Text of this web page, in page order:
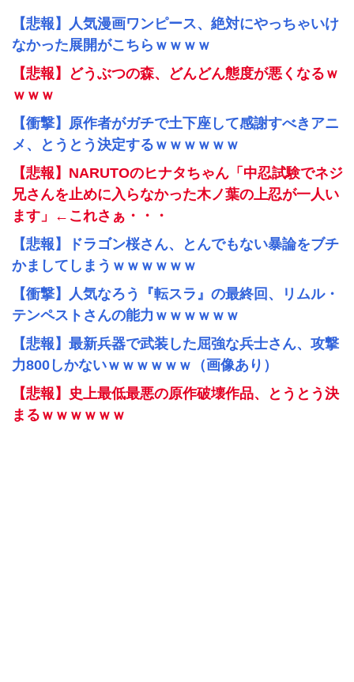
【悲報】人気漫画ワンピース、絶対にやっちゃいけ
なかった展開がこちらｗｗｗｗ
【悲報】どうぶつの森、どんどん態度が悪くなるｗ
ｗｗｗ
【衝撃】原作者がガチで土下座して感謝すべきアニ
メ、とうとう決定するｗｗｗｗｗｗ
【悲報】NARUTOのヒナタちゃん「中忍試験でネジ
兄さんを止めに入らなかった木ノ葉の上忍が一人い
ます」←これさぁ・・・
【悲報】ドラゴン桜さん、とんでもない暴論をブチ
かましてしまうｗｗｗｗｗｗ
【衝撃】人気なろう『転スラ』の最終回、リムル・
テンペストさんの能力ｗｗｗｗｗｗ
【悲報】最新兵器で武装した屈強な兵士さん、攻撃
力800しかないｗｗｗｗｗｗ（画像あり）
【悲報】史上最低最悪の原作破壊作品、とうとう決
まるｗｗｗｗｗｗ